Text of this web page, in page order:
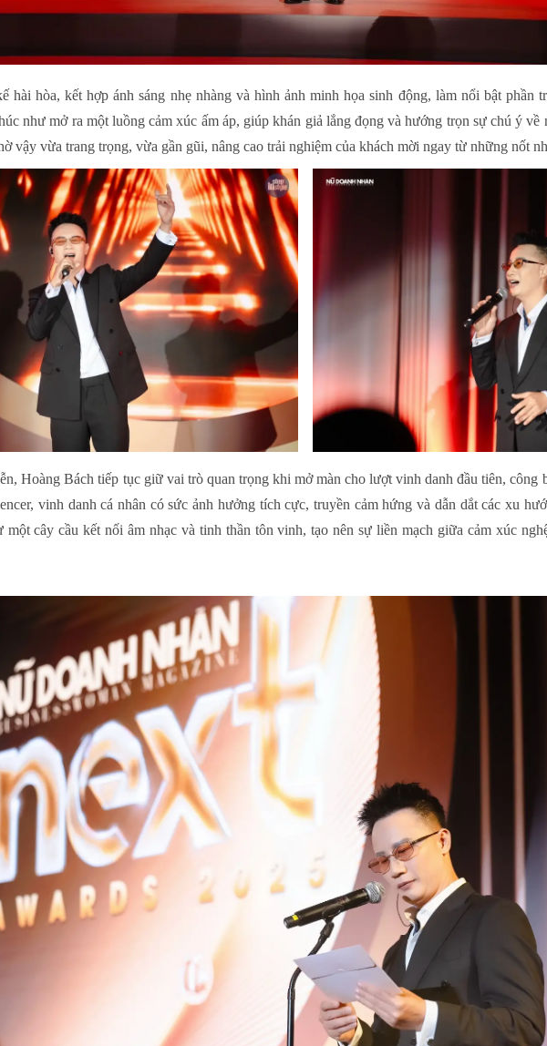
hài hòa, kết hợp ánh sáng nhẹ nhàng và hình ảnh minh họa sinh động, làm nổi bật phần
như mở ra một luồng cảm xúc ấm áp, giúp khán giả lắng đọng và hướng trọn sự chú ý
vậy vừa trang trọng, vừa gần gũi, nâng cao trải nghiệm của khách mời ngay từ những nốt
Hoàng Bách tiếp tục giữ vai trò quan trọng khi mở màn cho lượt vinh danh đầu tiên, công
vinh danh cá nhân có sức ảnh hưởng tích cực, truyền cảm hứng và dẫn dắt các xu
một cây cầu kết nối âm nhạc và tinh thần tôn vinh, tạo nên sự liền mạch giữa cảm xúc